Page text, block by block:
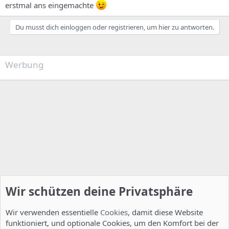
erstmal ans eingemachte
Du musst dich einloggen oder registrieren, um hier zu antworten.
Werbung
Wir schützen deine Privatsphäre
Wir verwenden essentielle Cookies, damit diese Website
funktioniert, und optionale Cookies, um den Komfort bei der